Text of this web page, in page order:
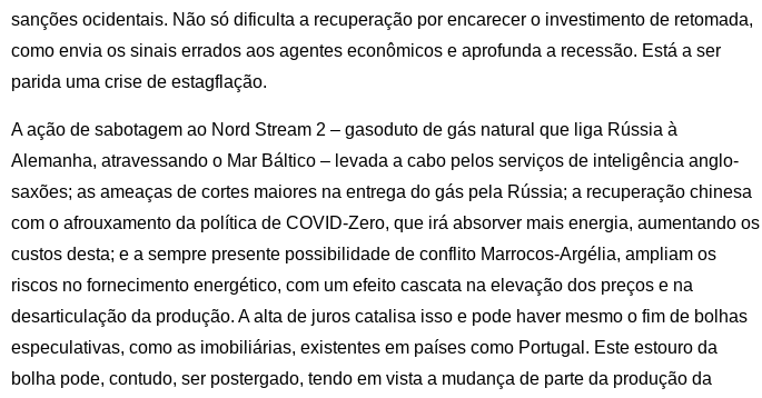
sanções ocidentais. Não só dificulta a recuperação por encarecer o investimento de retomada,
como envia os sinais errados aos agentes econômicos e aprofunda a recessão. Está a ser
parida uma crise de estagflação.
A ação de sabotagem ao Nord Stream 2 – gasoduto de gás natural que liga Rússia à
Alemanha, atravessando o Mar Báltico – levada a cabo pelos serviços de inteligência anglo-
saxões; as ameaças de cortes maiores na entrega do gás pela Rússia; a recuperação chinesa
com o afrouxamento da política de COVID-Zero, que irá absorver mais energia, aumentando os
custos desta; e a sempre presente possibilidade de conflito Marrocos-Argélia, ampliam os
riscos no fornecimento energético, com um efeito cascata na elevação dos preços e na
desarticulação da produção. A alta de juros catalisa isso e pode haver mesmo o fim de bolhas
especulativas, como as imobiliárias, existentes em países como Portugal. Este estouro da
bolha pode, contudo, ser postergado, tendo em vista a mudança de parte da produção da